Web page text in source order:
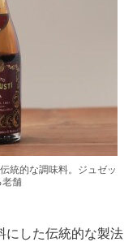
統的な調味料。ジュゼッ
老舗
にした伝統的な製法